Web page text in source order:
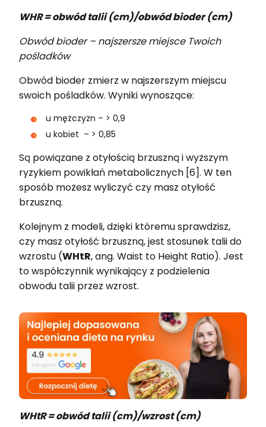
WHR = obwód talii (cm)/obwód bioder (cm)
Obwód bioder – najszersze miejsce Twoich
pośladków
Obwód bioder zmierz w najszerszym miejscu
swoich pośladków. Wyniki wynoszące:
u mężczyzn – > 0,9
u kobiet – > 0,85
Są powiązane z otyłością brzuszną i wyższym
ryzykiem powikłań metabolicznych [6]. W ten
sposób możesz wyliczyć czy masz otyłość
brzuszną.
Kolejnym z modeli, dzięki któremu sprawdzisz,
czy masz otyłość brzuszną, jest stosunek talii do
wzrostu (WHtR, ang. Waist to Height Ratio). Jest
to współczynnik wynikający z podzielenia
obwodu talii przez wzrost.
WHtR = obwód talii (cm)/wzrost (cm)